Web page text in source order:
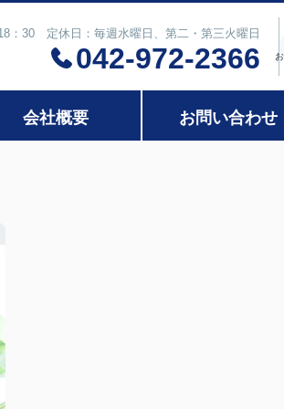
：30 定休日：毎週水曜日、第二・第三火曜日
042-972-2366
会社概要 お問い合わせ